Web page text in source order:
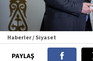
Haberler / Siyaset
PAYLAŞ